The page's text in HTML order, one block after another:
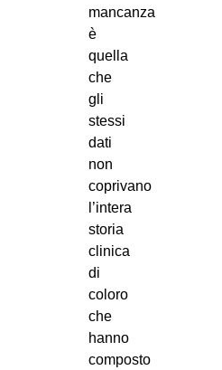
mancanza
è
quella
che
gli
stessi
dati
non
coprivano
l’intera
storia
clinica
di
coloro
che
hanno
composto